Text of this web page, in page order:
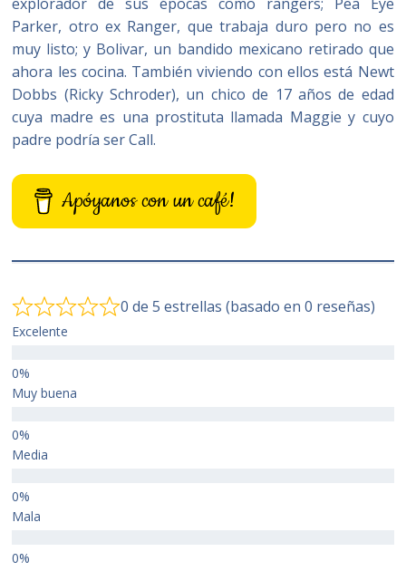
Parker, otro ex Ranger, que trabaja duro pero no es
muy listo; y Bolivar, un bandido mexicano retirado que
ahora les cocina. También viviendo con ellos está Newt
Dobbs (Ricky Schroder), un chico de 17 años de edad
cuya madre es una prostituta llamada Maggie y cuyo
padre podría ser Call.
Apóyanos con un café!
0 de 5 estrellas (basado en 0 reseñas)
Excelente
Muy buena
Media
Mala